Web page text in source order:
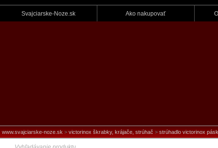
Svajciarske-Noze.sk Ako nakupovať
www.svajciarske-noze.sk > victorinox škrabky, krájače, strúhač > strúhadlo victorinox